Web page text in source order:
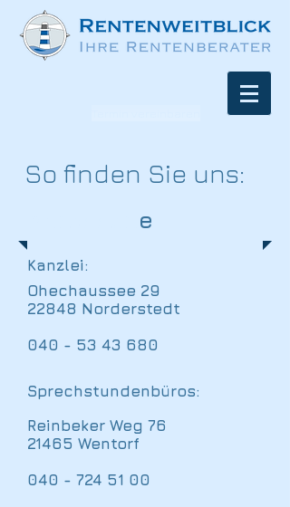
So finden Sie uns:
e
Kanzlei:
Ohechaussee 29
22848 Norderstedt
040 - 53 43 680
Sprechstundenbüros:
Reinbeker Weg 76
21465 Wentorf
040 - 724 51 00